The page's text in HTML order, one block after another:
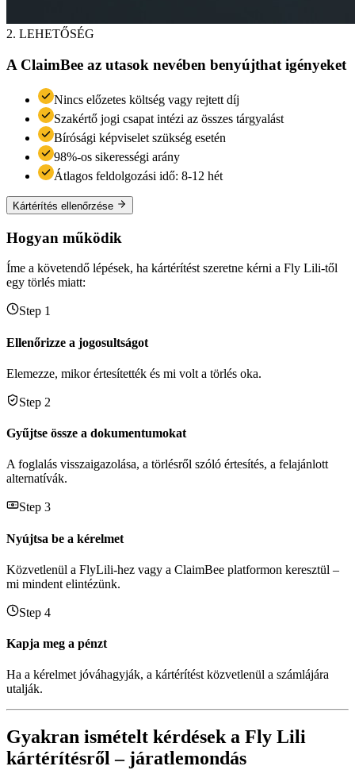
2. LEHETŐSÉG
A ClaimBee az utasok nevében benyújthat igényeket
Nincs előzetes költség vagy rejtett díj
Szakértő jogi csapat intézi az összes tárgyalást
Bírósági képviselet szükség esetén
98%-os sikerességi arány
Átlagos feldolgozási idő: 8-12 hét
Kártérítés ellenőrzése
Hogyan működik
Íme a követendő lépések, ha kártérítést szeretne kérni a Fly Lili-től
egy törlés miatt:
Step 1
Ellenőrizze a jogosultságot
Elemezze, mikor értesítették és mi volt a törlés oka.
Step 2
Gyűjtse össze a dokumentumokat
A foglalás visszaigazolása, a törlésről szóló értesítés, a felajánlott
alternatívák.
Step 3
Nyújtsa be a kérelmet
Közvetlenül a FlyLili-hez vagy a ClaimBee platformon keresztül –
mi mindent elintézünk.
Step 4
Kapja meg a pénzt
Ha a kérelmet jóváhagyják, a kártérítést közvetlenül a számlájára
utalják.
Gyakran ismételt kérdések a Fly Lili
kártérítésről – járatlemondás